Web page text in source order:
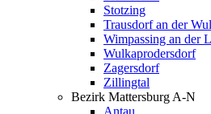
Stotzing
Trausdorf an der
Wimpassing an der
Wulkaprodersdorf
Zagersdorf
Zillingtal
Bezirk Mattersburg A-N
Antau